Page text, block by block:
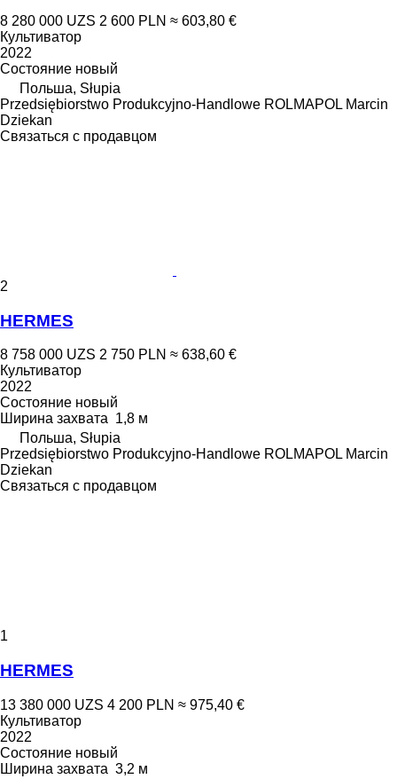
8 280 000 UZS 2 600 PLN ≈ 603,80 €
Культиватор
2022
Состояние новый
Польша, Słupia
Przedsiębiorstwo Produkcyjno-Handlowe ROLMAPOL Marcin
Dziekan
Связаться с продавцом
2
HERMES
8 758 000 UZS 2 750 PLN ≈ 638,60 €
Культиватор
2022
Состояние новый
Ширина захвата 1,8 м
Польша, Słupia
Przedsiębiorstwo Produkcyjno-Handlowe ROLMAPOL Marcin
Dziekan
Связаться с продавцом
1
HERMES
13 380 000 UZS 4 200 PLN ≈ 975,40 €
Культиватор
2022
Состояние новый
Ширина захвата 3,2 м